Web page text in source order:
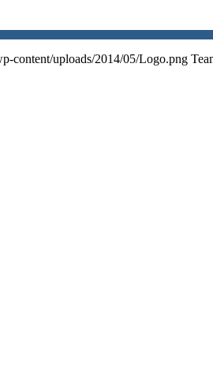
content/uploads/2014/05/Logo.png